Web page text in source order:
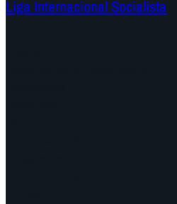
Liga Internacional Socialista